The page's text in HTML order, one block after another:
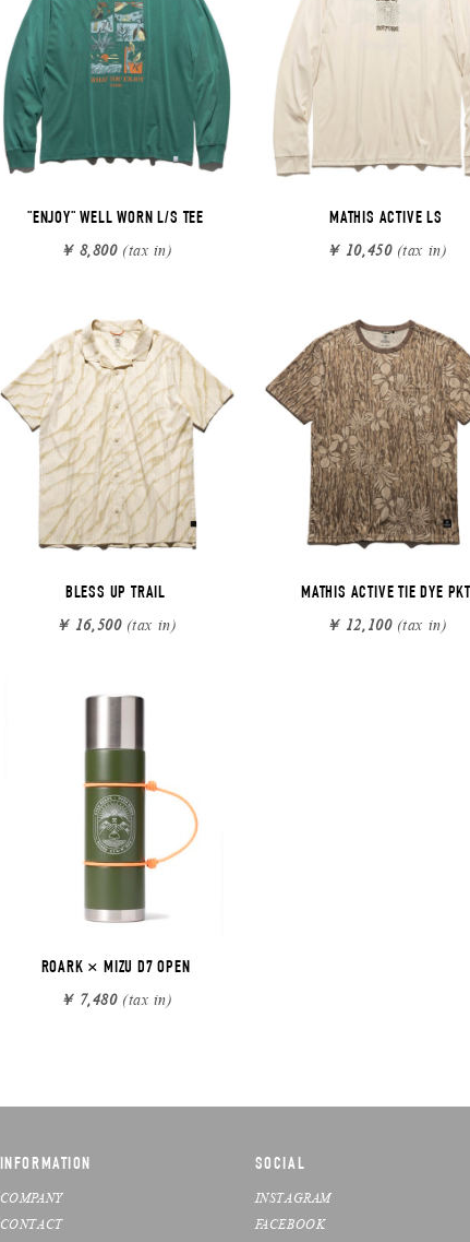
"ENJOY" WELL WORN L/S TEE
￥ 8,800(tax in)
MATHIS ACTIVE LS
￥ 10,450(tax in)
BLESS UP TRAIL
￥ 16,500(tax in)
MATHIS ACTIVE TIE DYE PKT
￥ 12,100(tax in)
ROARK × MIZU D7 OPEN
￥ 7,480(tax in)
INFORMATION
COMPANY
CONTACT
SOCIAL
INSTAGRAM
FACEBOOK